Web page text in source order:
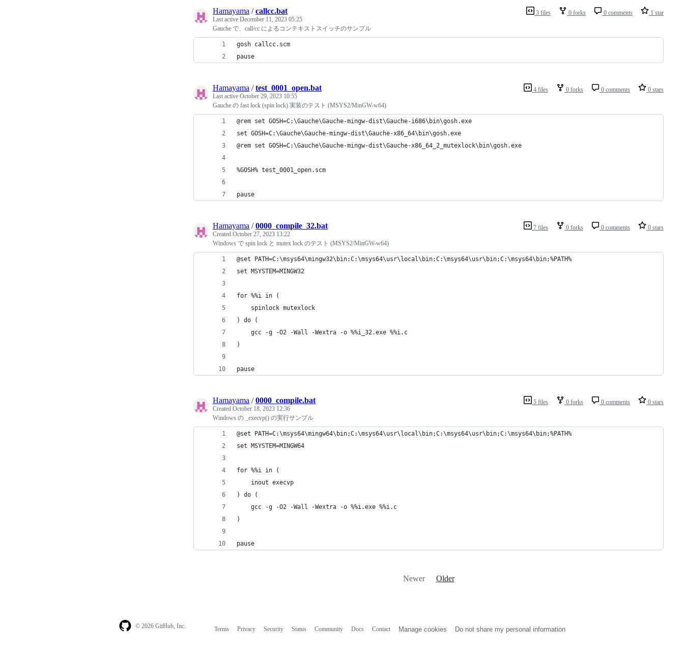
3 files 0 forks 0 comments 1 star
Hamayama /callcc.bat
Last active December 11, 2023 05:25
Gauche で、call/cc によるコンテキストスイッチのサンプル
gosh callcc.scm
pause
4 files 0 forks 0 comments 0 stars
Hamayama /test_0001_open.bat
Last active October 29, 2023 10:55
Gauche の fast lock (spin lock) 実装のテスト (MSYS2/MinGW-w64)
@rem set GOSH=C:\Gauche\Gauche-mingw-dist\Gauche-i686\bin\gosh.exe
set GOSH=C:\Gauche\Gauche-mingw-dist\Gauche-x86_64\bin\gosh.exe
@rem set GOSH=C:\Gauche\Gauche-mingw-dist\Gauche-x86_64_2_mutexlock\bin\gosh.exe
%GOSH% test_0001_open.scm
pause
7 files 0 forks 0 comments 0 stars
Hamayama /0000_compile_32.bat
Created October 27, 2023 13:22
Windows で spin lock と mutex lock のテスト (MSYS2/MinGW-w64)
@set PATH=C:\msys64\mingw32\bin;C:\msys64\usr\local\bin;C:\msys64\usr\bin;C:\msys64\bin;%PATH%
set MSYSTEM=MINGW32
for %%i in (
    spinlock mutexlock
) do (
    gcc -g -O2 -Wall -Wextra -o %%i_32.exe %%i.c
)
pause
5 files 0 forks 0 comments 0 stars
Hamayama /0000_compile.bat
Created October 18, 2023 12:36
Windows の _execvp() の実行サンプル
@set PATH=C:\msys64\mingw64\bin;C:\msys64\usr\local\bin;C:\msys64\usr\bin;C:\msys64\bin;%PATH%
set MSYSTEM=MINGW64
for %%i in (
    inout execvp
) do (
    gcc -g -O2 -Wall -Wextra -o %%i.exe %%i.c
)
pause
Newer Older
© 2026 GitHub, Inc. Terms Privacy Security Status Community Docs Contact Manage cookies Do not share my personal information